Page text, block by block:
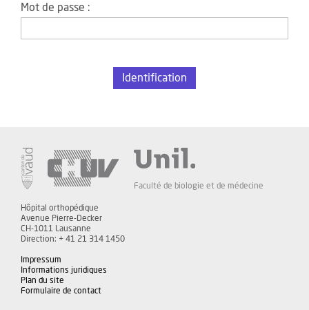
Mot de passe :
Faculté de biologie et de médecine
Hôpital orthopédique
Avenue Pierre-Decker
CH-1011 Lausanne
Direction: + 41 21 314 1450
Impressum
Informations juridiques
Plan du site
Formulaire de contact